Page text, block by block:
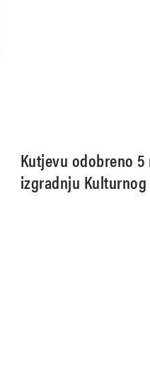
Kutjevu odobreno
izgradnju